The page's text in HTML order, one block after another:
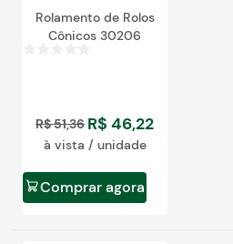
Rolamento de Rolos
Cônicos 30206
R$51,36 R$ 46,22
à vista / unidade
Comprar agora